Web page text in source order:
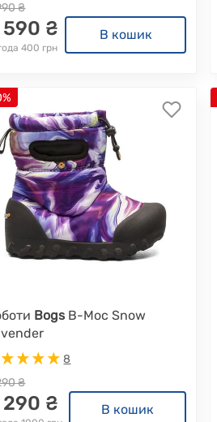
₴
590 ₴
400 грн
В кошик
Bogs B-Moc Snow
8
₴
290 ₴ В кошик